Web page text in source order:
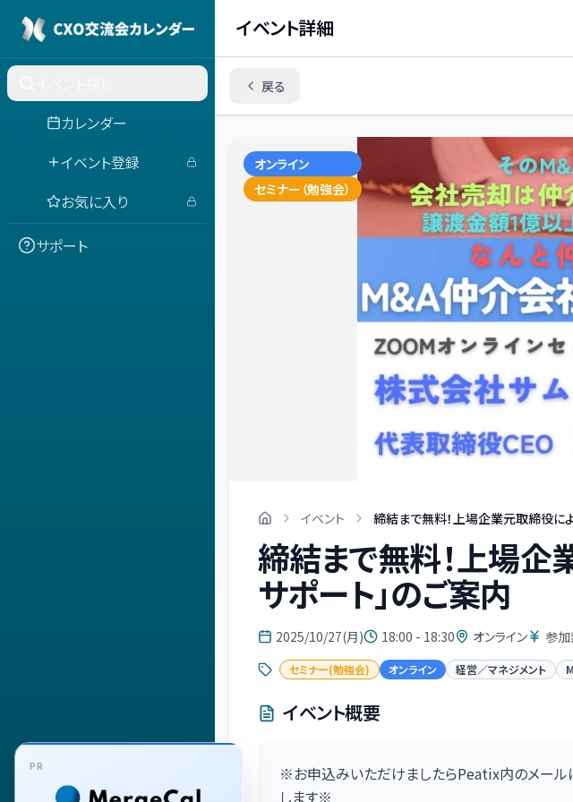
カレンダー
イベント登録
お気に入り
サポート
イベント詳細
戻る
オンライン
セミナー（勉強会）
イベント 締結まで無料！上場企業元取締役に
締結まで無料！上場企
サポート」のご案内
2025/10/27(月) 18:00 - 18:30 オンライン 参
セミナー(勉強会) オンライン 経営／マネジメント
イベント概要
※お申込みいただけましたらPeatix内のメール
します※
PR